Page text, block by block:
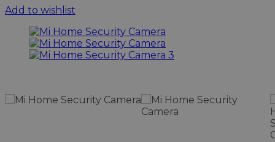
Add to wishlist